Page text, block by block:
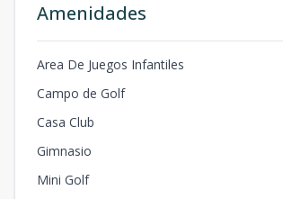
Amenidades
Area De Juegos Infantiles
Campo de Golf
Casa Club
Gimnasio
Mini Golf